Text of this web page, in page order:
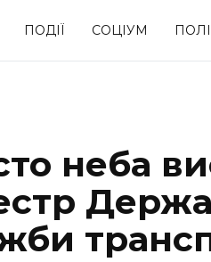
ПОДІЇ СОЦІУМ
Спорт
неба